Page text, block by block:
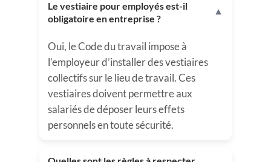
Le vestiaire pour employés est-il
obligatoire en entreprise ?
▼
Oui, le Code du travail impose à
l’employeur d’installer des vestiaires
collectifs sur le lieu de travail. Ces
vestiaires doivent permettre aux
salariés de déposer leurs effets
personnels en toute sécurité.